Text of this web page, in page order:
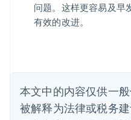
问题。这样更容易及早
有效的改进。
本文中的内容仅供一
被解释为法律或税务
巴西
PortuguêsEnglish
English
丹麦
English